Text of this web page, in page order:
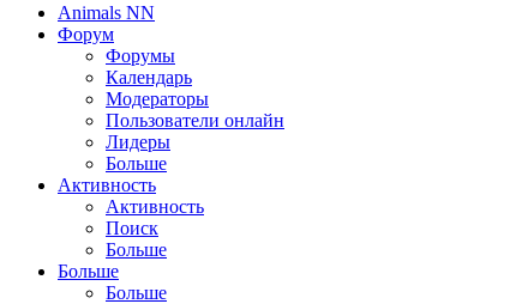
Animals NN
Форум
Форумы
Календарь
Модераторы
Пользователи онлайн
Лидеры
Больше
Активность
Активность
Поиск
Больше
Больше
Больше